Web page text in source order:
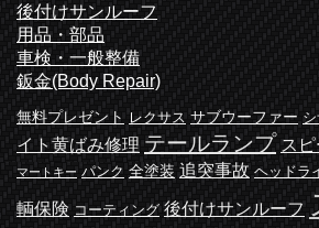
後付けサンルーフ
用品・部品
車検・一般整備
鈑金(Body Repair)
無料プレゼント レクサス サブウーファー
イト黄ばみ修理 テールランプ ス
マートキー パンク 全塗装 追突事故 ヘッドラ
輌保険 コーティング 後付けサンルーフ